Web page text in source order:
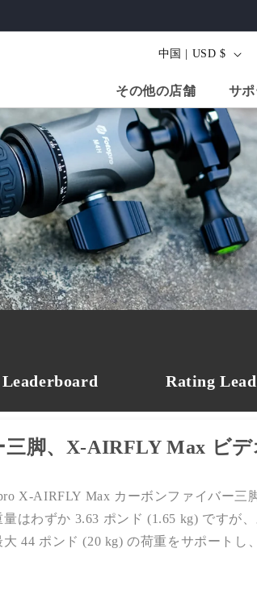
国
地
域
中国 | USD $
その他の店舗 サポ
ーボン
三脚、ボ
。X-Go
59インチ カーボン
ファイバー三脚、ボ
ールヘッド - X-Go
68イ
脚、
X-Go
写真
様々なスタイル）
Rating
脚、X-AIRFLY Max ビ
X-AIRFLY Max カーボンファイバー三
はわずか 3.63 ポンド (1.65 kg) ですが
44 ポンド (20 kg) の荷重をサポートし